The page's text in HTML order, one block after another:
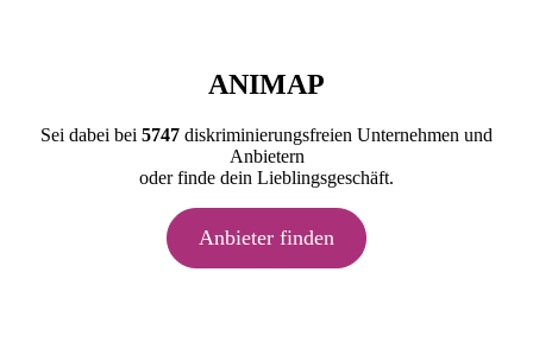
ANIMAP
Sei dabei bei 5747 diskriminierungsfreien Unternehmen und
Anbietern
oder finde dein Lieblingsgeschäft.
Anbieter finden